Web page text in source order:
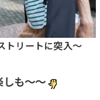
トリートに突入〜
も〜〜